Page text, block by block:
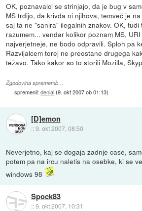
OK, poznavalci se strinjajo, da je bug v
MS trdijo, da krivda ni njihova, temveč je
saj ta ne "sanira" ilegalnih znakov. OK, tudi
razumem... vendar kolikor poznam MS,
najverjetneje, ne bodo odpravili. Sploh pa
Razvijalcem torej ne preostane drugega
težavo. Tako kakor so to storili Mozilla,
Zgodovina sprememb…
spremenil:denial(9. okt 2007 ob 01:13)
[D]emon
::9. okt 2007, 08:50
Neverjetno, kaj se dogaja zadnje case,
potem pa na ircu naletis na osebke, ki se
windows 98
Spock83
::9. okt 2007, 10:31